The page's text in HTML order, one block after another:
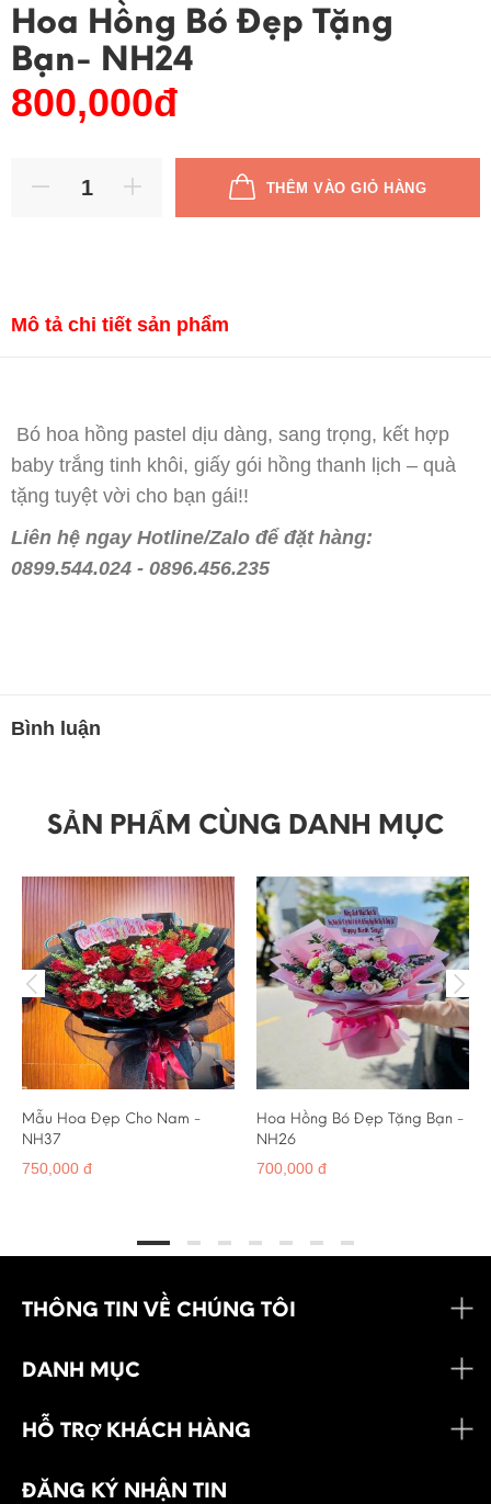
Hoa Hồng Bó Đẹp Tặng
Bạn- NH24
800,000đ
THÊM VÀO GIỎ HÀNG
Mô tả chi tiết sản phẩm
Bó hoa hồng pastel dịu dàng, sang trọng, kết hợp
baby trắng tinh khôi, giấy gói hồng thanh lịch – quà
tặng tuyệt vời cho bạn gái!!
Liên hệ ngay Hotline/Zalo để đặt hàng:
0899.544.024 - 0896.456.235
Bình luận
SẢN PHẨM CÙNG DANH MỤC
Mẫu Hoa Đẹp Cho Nam -
NH37
750,000 đ
Hoa Hồng Bó Đẹp Tặng Bạn -
NH26
700,000 đ
THÔNG TIN VỀ CHÚNG TÔI
DANH MỤC
HỖ TRỢ KHÁCH HÀNG
ĐĂNG KÝ NHẬN TIN